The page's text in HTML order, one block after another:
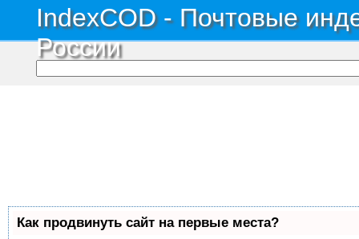
IndexCOD - Почтовые
России
Как продвинуть сайт на первые места?